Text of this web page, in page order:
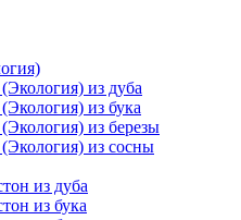
из дуба
из бука
из березы
из сосны
из дуба
из бука